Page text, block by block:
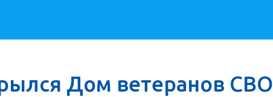
Дом ветеранов СВО